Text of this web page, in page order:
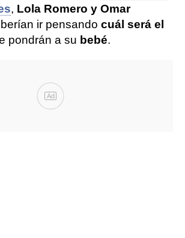
, Lola Romero y Omar
ir pensando cuál será el
pondrán a su bebé.
Ad